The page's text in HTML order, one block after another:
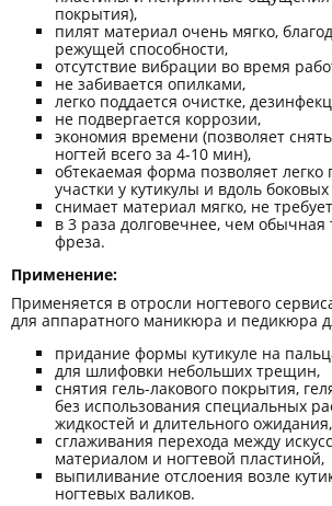
покрытия),
пилят материал очень мягко,
режущей способности,
отсутствие вибрации во время
не забивается опилками,
легко поддается очистке,
не подвергается коррозии,
экономия времени (позволяет
ногтей всего за 4-10 мин),
обтекаемая форма позволяет легко
участки у кутикулы и вдоль
снимает материал мягко, не
в 3 раза долговечнее, чем обычная
фреза.
Применение:
Применяется в отросли ногтевого
для аппаратного маникюра и педикюра
придание формы кутикуле на
для шлифовки небольших трещин,
снятия гель-лакового покрытия,
без использования специальных
жидкостей и длительного ожидания,
сглаживания перехода между
материалом и ногтевой пластиной,
выпиливание отслоения возле
ногтевых валиков.